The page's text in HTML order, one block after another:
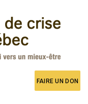
FAIRE UN DON